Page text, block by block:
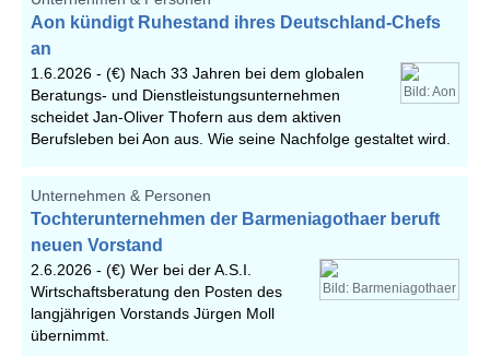
Aon kündigt Ruhestand ihres Deutschland-Chefs
an
Bild: Aon
1.6.2026 - (€) Nach 33 Jahren bei dem globalen
Beratungs- und Dienstleistungsunternehmen
scheidet Jan-Oliver Thofern aus dem aktiven
Berufsleben bei Aon aus. Wie seine Nachfolge gestaltet wird.
Unternehmen & Personen
Tochterunternehmen der Barmeniagothaer beruft
neuen Vorstand
Bild: Barmeniagothaer
2.6.2026 - (€) Wer bei der A.S.I.
Wirtschaftsberatung den Posten des
langjährigen Vorstands Jürgen Moll
übernimmt.